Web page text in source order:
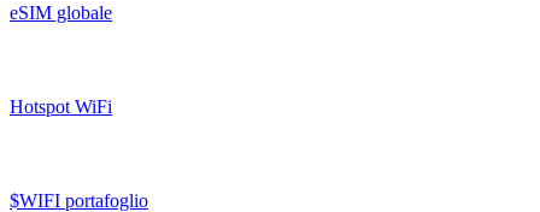
eSIM globale
Hotspot WiFi
$WIFI portafoglio